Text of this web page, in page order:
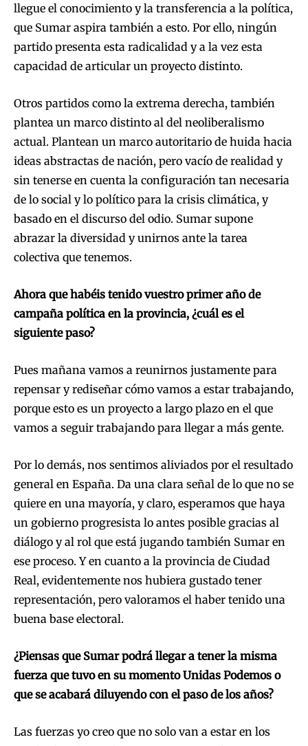
llegue el conocimiento y la transferencia a la política,
que Sumar aspira también a esto. Por ello, ningún
partido presenta esta radicalidad y a la vez esta
capacidad de articular un proyecto distinto.
Otros partidos como la extrema derecha, también
plantea un marco distinto al del neoliberalismo
actual. Plantean un marco autoritario de huida hacia
ideas abstractas de nación, pero vacío de realidad y
sin tenerse en cuenta la configuración tan necesaria
de lo social y lo político para la crisis climática, y
basado en el discurso del odio. Sumar supone
abrazar la diversidad y unirnos ante la tarea
colectiva que tenemos.
Ahora que habéis tenido vuestro primer año de
campaña política en la provincia, ¿cuál es el
siguiente paso?
Pues mañana vamos a reunirnos justamente para
repensar y rediseñar cómo vamos a estar trabajando,
porque esto es un proyecto a largo plazo en el que
vamos a seguir trabajando para llegar a más gente.
Por lo demás, nos sentimos aliviados por el resultado
general en España. Da una clara señal de lo que no se
quiere en una mayoría, y claro, esperamos que haya
un gobierno progresista lo antes posible gracias al
diálogo y al rol que está jugando también Sumar en
ese proceso. Y en cuanto a la provincia de Ciudad
Real, evidentemente nos hubiera gustado tener
representación, pero valoramos el haber tenido una
buena base electoral.
¿Piensas que Sumar podrá llegar a tener la misma
fuerza que tuvo en su momento Unidas Podemos o
que se acabará diluyendo con el paso de los años?
Las fuerzas yo creo que no solo van a estar en los